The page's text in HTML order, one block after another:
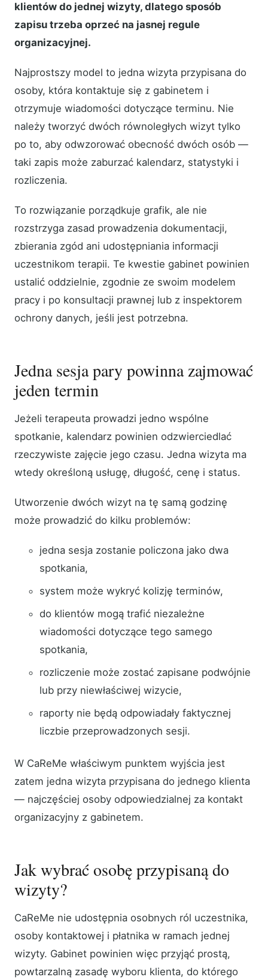
klientów do jednej wizyty, dlatego sposób
zapisu trzeba oprzeć na jasnej regule
organizacyjnej.
Najprostszy model to jedna wizyta przypisana do
osoby, która kontaktuje się z gabinetem i
otrzymuje wiadomości dotyczące terminu. Nie
należy tworzyć dwóch równoległych wizyt tylko
po to, aby odwzorować obecność dwóch osób —
taki zapis może zaburzać kalendarz, statystyki i
rozliczenia.
To rozwiązanie porządkuje grafik, ale nie
rozstrzyga zasad prowadzenia dokumentacji,
zbierania zgód ani udostępniania informacji
uczestnikom terapii. Te kwestie gabinet powinien
ustalić oddzielnie, zgodnie ze swoim modelem
pracy i po konsultacji prawnej lub z inspektorem
ochrony danych, jeśli jest potrzebna.
Jedna sesja pary powinna zajmować
jeden termin
Jeżeli terapeuta prowadzi jedno wspólne
spotkanie, kalendarz powinien odzwierciedlać
rzeczywiste zajęcie jego czasu. Jedna wizyta ma
wtedy określoną usługę, długość, cenę i status.
Utworzenie dwóch wizyt na tę samą godzinę
może prowadzić do kilku problemów:
jedna sesja zostanie policzona jako dwa
spotkania,
system może wykryć kolizję terminów,
do klientów mogą trafić niezależne
wiadomości dotyczące tego samego
spotkania,
rozliczenie może zostać zapisane podwójnie
lub przy niewłaściwej wizycie,
raporty nie będą odpowiadały faktycznej
liczbie przeprowadzonych sesji.
W CaReMe właściwym punktem wyjścia jest
zatem jedna wizyta przypisana do jednego klienta
— najczęściej osoby odpowiedzialnej za kontakt
organizacyjny z gabinetem.
Jak wybrać osobę przypisaną do
wizyty?
CaReMe nie udostępnia osobnych ról uczestnika,
osoby kontaktowej i płatnika w ramach jednej
wizyty. Gabinet powinien więc przyjąć prostą,
powtarzalną zasadę wyboru klienta, do którego